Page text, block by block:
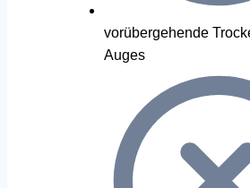
vorübergehende
Auges